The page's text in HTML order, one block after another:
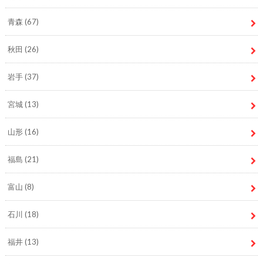
青森 (67)
秋田 (26)
岩手(37)
宮城(13)
山形(16)
福島 (21)
富山 (8)
石川 (18)
福井(13)